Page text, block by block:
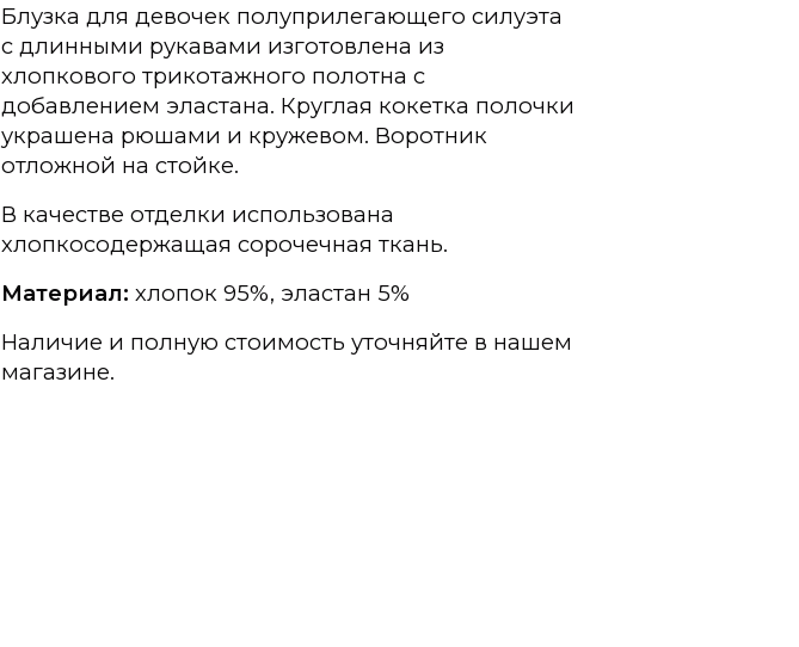
Блузка для девочек полуприлегающего силуэта
с длинными рукавами изготовлена из
хлопкового трикотажного полотна с
добавлением эластана. Круглая кокетка полочки
украшена рюшами и кружевом. Воротник
отложной на стойке.
В качестве отделки использована
хлопкосодержащая сорочечная ткань.
Материал: хлопок 95%, эластан 5%
Наличие и полную стоимость уточняйте в нашем
магазине.